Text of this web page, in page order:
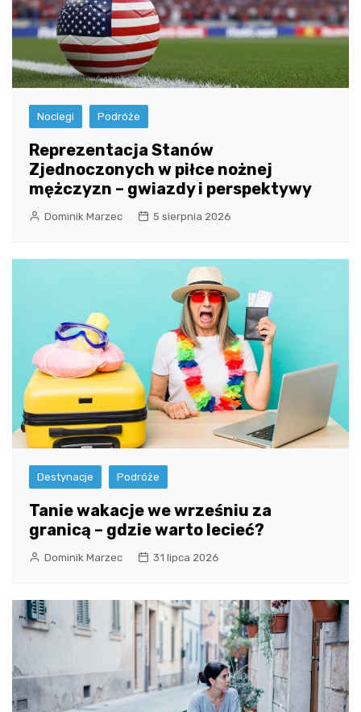
Noclegi Podróże
Reprezentacja Stanów
Zjednoczonych w piłce nożnej
mężczyzn – gwiazdy i perspektywy
Dominik Marzec 5 sierpnia 2026
Destynacje Podróże
Tanie wakacje we wrześniu za
granicą – gdzie warto lecieć?
Dominik Marzec 31 lipca 2026